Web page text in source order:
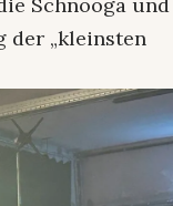
der „kleinsten